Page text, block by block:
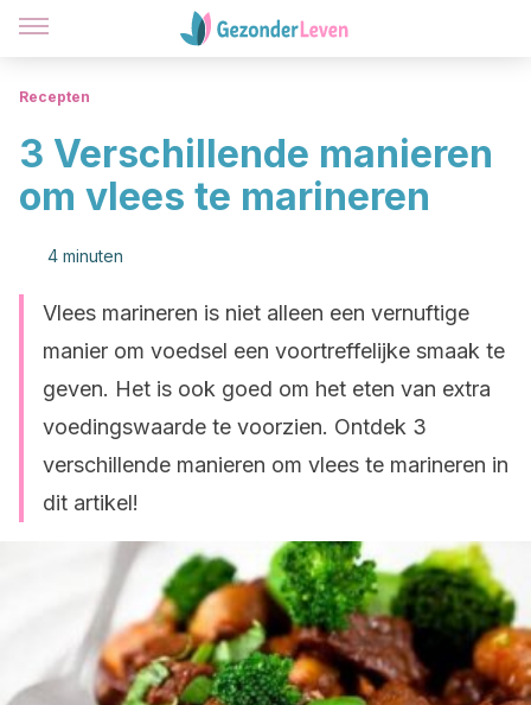
Recepten
3 Verschillende manieren
om vlees te marineren
4 minuten
Vlees marineren is niet alleen een vernuftige
manier om voedsel een voortreffelijke smaak te
geven. Het is ook goed om het eten van extra
voedingswaarde te voorzien. Ontdek 3
verschillende manieren om vlees te marineren in
dit artikel!